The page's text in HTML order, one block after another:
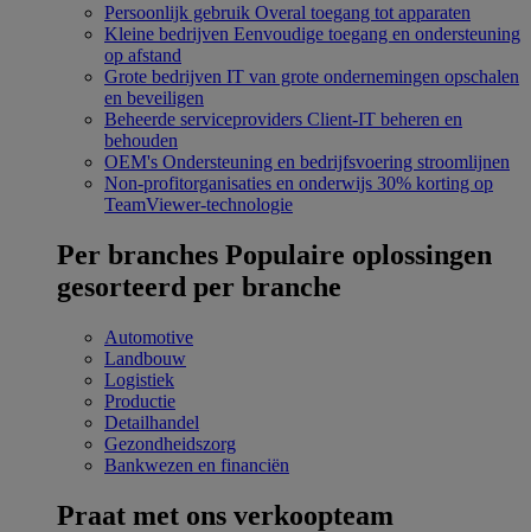
Persoonlijk gebruik Overal toegang tot apparaten
Kleine bedrijven Eenvoudige toegang en ondersteuning
op afstand
Grote bedrijven IT van grote ondernemingen opschalen
en beveiligen
Beheerde serviceproviders Client-IT beheren en
behouden
OEM's Ondersteuning en bedrijfsvoering stroomlijnen
Non-profitorganisaties en onderwijs 30% korting op
TeamViewer-technologie
Per branches Populaire oplossingen
gesorteerd per branche
Automotive
Landbouw
Logistiek
Productie
Detailhandel
Gezondheidszorg
Bankwezen en financiën
Praat met ons verkoopteam